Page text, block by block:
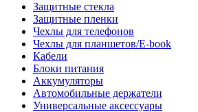
Защитные стекла
Защитные пленки
Чехлы для телефонов
Чехлы для планшетов/E-book
Кабели
Блоки питания
Аккумуляторы
Автомобильные держатели
Универсальные аксессуары